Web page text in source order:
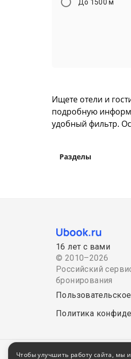
До 1500 м
Ищете отели и
подробную
удобный фильтр.
Разделы
16 лет с вами
© 2010–2026
Российский
бронирования
Политика
Чтобы улучшить работу сайта, мы